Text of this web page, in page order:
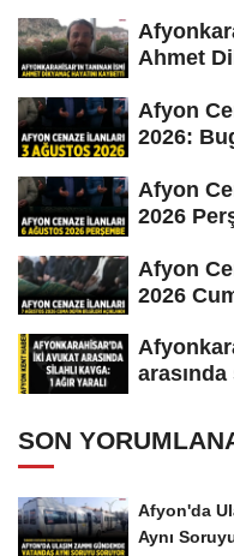
Ahmet
Afyon
2026:
Afyon
2026
Afyon
2026
arasında
SON
Afyon'da
Aynı